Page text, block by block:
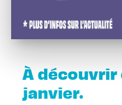
À découvrir
janvier.